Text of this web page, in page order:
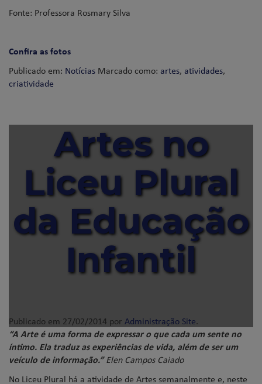
Fonte: Professora Rosmary Silva
Confira as fotos
Publicado em: Notícias Marcado como: artes, atividades,
criatividade
Artes no
Liceu Plural
da Educação
Infantil
Publicado em 27/02/2014 por Administração Site.
“A Arte é uma forma de expressar o que cada um sente no
íntimo. Ela traduz as experiências de vida, além de ser um
veículo de informação.”Elen Campos Caiado
No Liceu Plural há a atividade de Artes semanalmente e, neste